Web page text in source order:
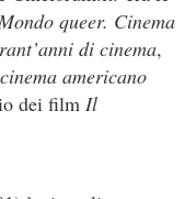
queer. Cinema
di cinema,
americano
dei film Il